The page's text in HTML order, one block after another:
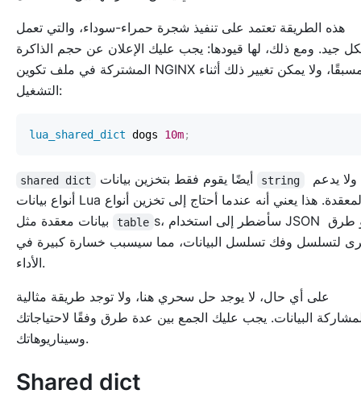
هذه الطريقة تعتمد على تنفيذ شجرة حمراء-سوداء، والتي تعمل
جيد. ومع ذلك، لها قيودها: يجب عليك الإعلان عن حجم الذاكرة
المشتركة في ملف تكوين NGINX مسبقًا، ولا يمكن تغيير ذلك أثناء
التشغيل:
lua_shared_dict dogs 10m;
shared dict string
أنواع بيانات Lua المعقدة. هذا يعني أنه عندما أحتاج إلى تخزين أنواع
table s، سأضطر إلى استخدام JSON أو طرق
لتسلسل وفك تسلسل البيانات، مما سيسبب خسارة كبيرة في
الأداء.
على أي حال، لا يوجد حل سحري هنا، ولا توجد طريقة مثالية
البيانات. يجب عليك الجمع بين عدة طرق وفقًا لاحتياجاتك
وسيناريوهاتك.
Shared dict